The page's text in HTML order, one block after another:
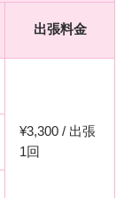
出張料金
¥3,300 / 出張
1回